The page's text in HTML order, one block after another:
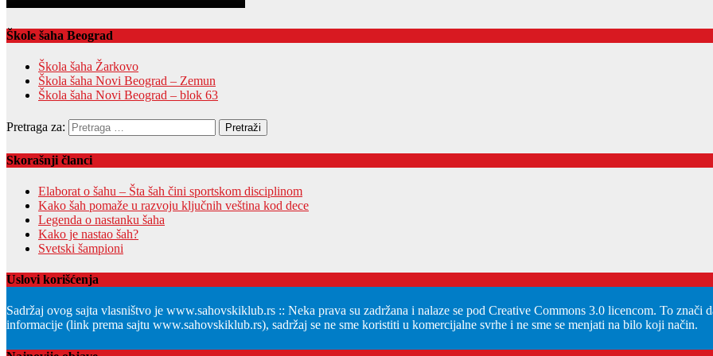
Škole šaha Beograd
Škola šaha Žarkovo
Škola šaha Novi Beograd – Zemun
Škola šaha Novi Beograd – blok 63
Pretraga za:
Skorašnji članci
Elaborat o šahu – Šta šah čini sportskom disciplinom
Kako šah pomaže u razvoju ključnih veština kod dece
Legenda o nastanku šaha
Kako je nastao šah?
Svetski šampioni
Uslovi korišćenja
Sadržaj ovog sajta vlasništvo je www.sahovskiklub.rs :: Neka prava su zadržana i nalaze se pod Creative Commons 3.0 licencom. To
informacije (link prema sajtu www.sahovskiklub.rs), sadržaj se ne sme koristiti u komercijalne svrhe i ne sme se menjati na bilo koji način.